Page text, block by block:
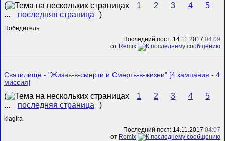
( 1 2 3 4
5
...
последняя страница )
Победитель
Последний пост: 14.11.2017 04:09
от Remix
Святилище - "Жизнь-в-смерти и Смерть-в-жизни" [4 кампания - 4
миссия]
( 1 2 3 4
5
...
последняя страница )
kiagira
Последний пост: 14.11.2017 04:07
от Remix